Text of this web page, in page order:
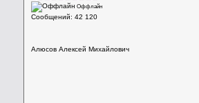
Оффлайн
Сообщений: 42 120
Алюсов Алексей Михайлович